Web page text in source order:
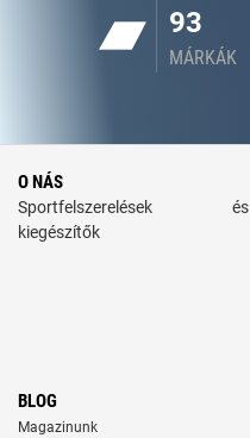
93
MÁRKÁK
O NÁS
Sportfelszerelések és
kiegészítők
BLOG
Magazinunk